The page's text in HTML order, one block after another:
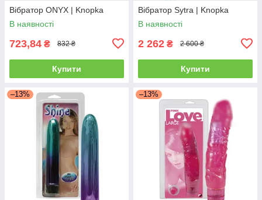
Вібратор ONYX | Knopka
В наявності
723,84 ₴ 832 ₴
Купити
Вібратор Sytra | Knopka
В наявності
2 262 ₴ 2 600 ₴
Купити
–13% –13%